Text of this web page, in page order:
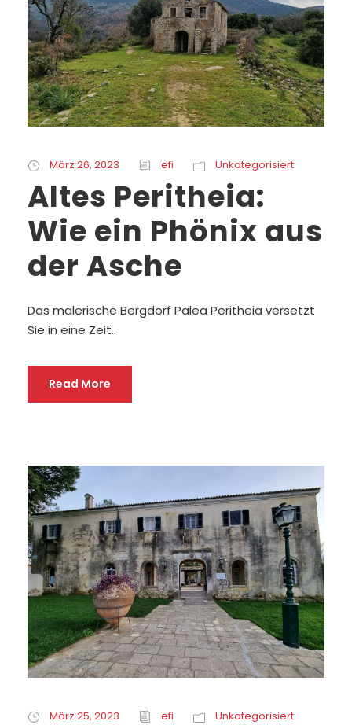
März 26, 2023 efi Unkategorisiert
Altes Peritheia:
Wie ein Phönix aus
der Asche
Das malerische Bergdorf Palea Peritheia versetzt
Sie in eine Zeit..
Read More
März 25, 2023 efi Unkategorisiert